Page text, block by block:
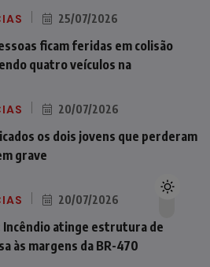
25/07/2026
ficam feridas em colisão
quatro veículos na
20/07/2026
os dois jovens que perderam
grave
20/07/2026
Incêndio atinge estrutura de
às margens da BR-470